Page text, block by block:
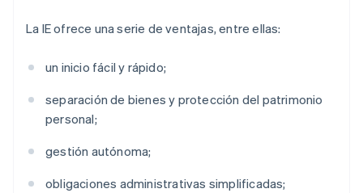
La IE ofrece una serie de ventajas, entre ellas:
un inicio fácil y rápido;
separación de bienes y protección del patrimonio
personal;
gestión autónoma;
obligaciones administrativas simplificadas;